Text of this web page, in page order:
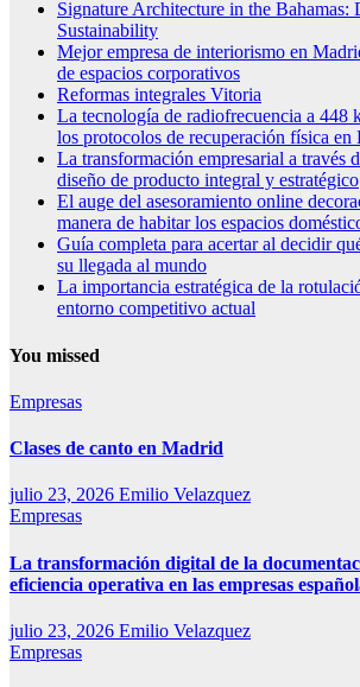
Signature Architecture in the Bahamas:
Sustainability
Mejor empresa de interiorismo en
de espacios corporativos
Reformas integrales Vitoria
La tecnología de radiofrecuencia a 448
los protocolos de recuperación física en
La transformación empresarial a través
diseño de producto integral y estratégico
El auge del asesoramiento online
manera de habitar los espacios
Guía completa para acertar al decidir
su llegada al mundo
La importancia estratégica de la
entorno competitivo actual
You missed
Empresas
Clases de canto en Madrid
julio 23, 2026 Emilio Velazquez
Empresas
La transformación digital de la
eficiencia operativa en las empresas
julio 23, 2026 Emilio Velazquez
Empresas